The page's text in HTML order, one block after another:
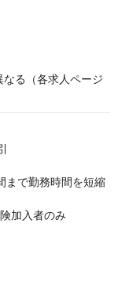
る（各求人ページ
まで勤務時間を短縮
加入者のみ